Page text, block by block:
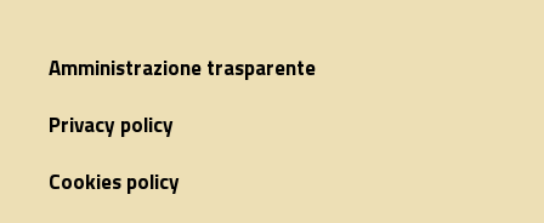
Amministrazione trasparente
Privacy policy
Cookies policy